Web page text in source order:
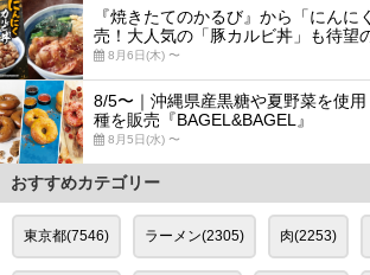
『焼きたてのかるび』から「にんに
売！大人気の「豚カルビ丼」も待望
8月6日(木) 〜
8/5〜｜沖縄県産黒糖や夏野菜を使
種を販売『BAGEL&BAGEL』
8月5日(水) 〜
おすすめカテゴリー
東京都(7546) ラーメン(2305) 肉(2253)